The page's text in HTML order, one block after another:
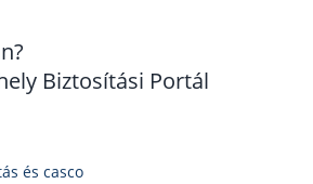
Biztosítási Portál
és casco